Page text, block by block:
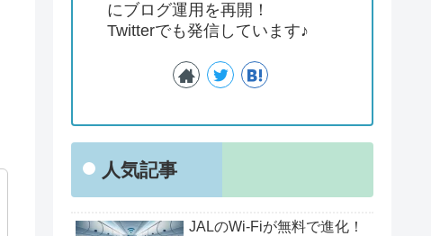
にブログ運用を再開！
Twitterでも発信しています♪
人気記事
JALのWi-Fiが無料で進化！